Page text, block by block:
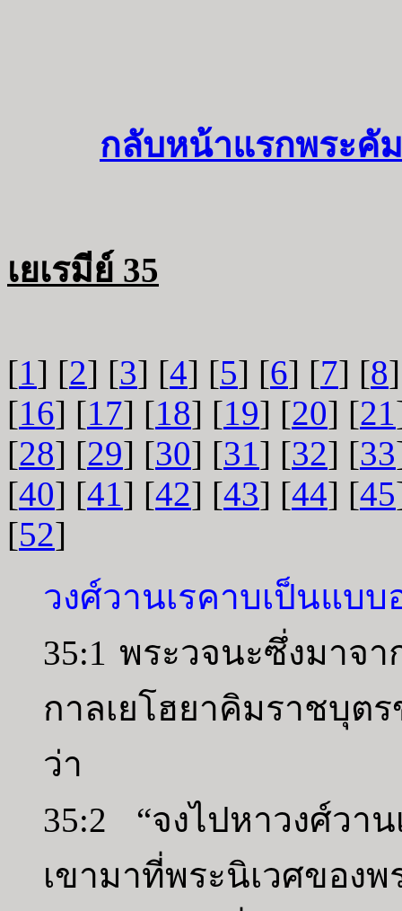
กลับหน้าแรกพระคั
เยเรมีย์ 35
[1] [2] [3] [4] [5] [6] [7] [8
[16] [17] [18] [19] [20] [21
[28] [29] [30] [31] [32] [33
[40] [41] [42] [43] [44] [45
[52]
วงศ์วานเรคาบเป็นแบบ
35:1 พระวจนะซึ่งมาจา
กาลเยโฮยาคิมราชบุต
ว่า
35:2 “จงไปหาวงศ์วา
เขามาที่พระนิเวศขอ